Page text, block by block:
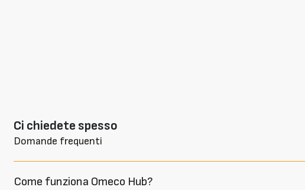
Ci chiedete spesso
Domande frequenti
Come funziona Omeco Hub?